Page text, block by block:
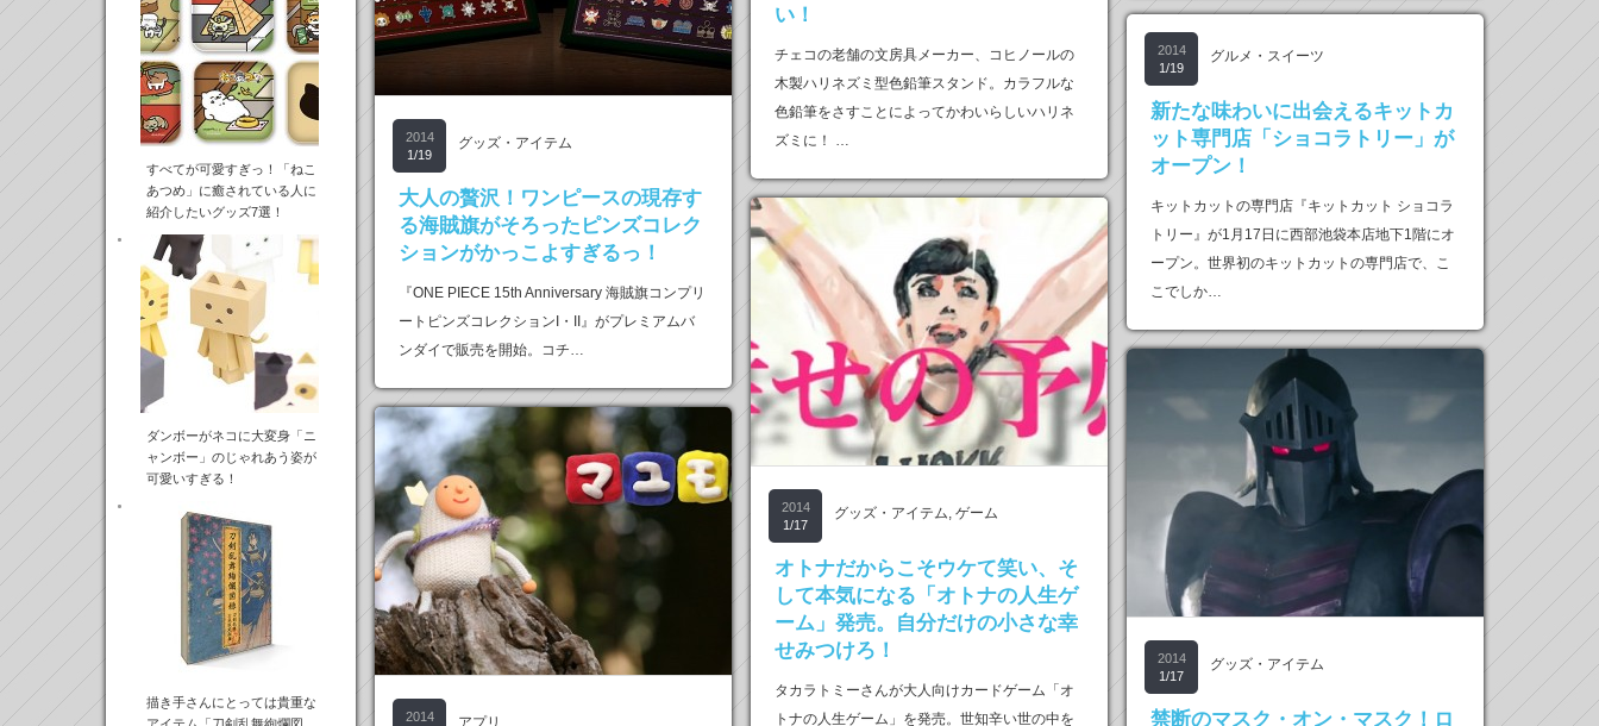
すべてが可愛すぎっ！「ねこ
あつめ」に癒されている人に
紹介したいグッズ7選！
ダンボーがネコに大変身「ニ
ャンボー」のじゃれあう姿が
可愛いすぎる！
描き手さんにとっては貴重な
い！
チェコの老舗の文房具メーカー、コヒノールの
木製ハリネズミ型色鉛筆スタンド。カラフルな
色鉛筆をさすことによってかわいらしいハリネ
ズミに！ …
2014
1/19
グッズ・アイテム
大人の贅沢！ワンピースの現存す
る海賊旗がそろったピンズコレク
ションがかっこよすぎるっ！
『ONE PIECE 15th Anniversary 海賊旗コンプリ
ートピンズコレクションI・II』がプレミアムバ
ンダイで販売を開始。コチ…
2014
1/19
グルメ・スイーツ
新たな味わいに出会えるキットカ
ット専門店「ショコラトリー」が
オープン！
キットカットの専門店『キットカット ショコラ
トリー』が1月17日に西部池袋本店地下1階にオ
ープン。世界初のキットカットの専門店で、こ
こでしか…
2014
1/17
グッズ・アイテム, ゲーム
オトナだからこそウケて笑い、そ
して本気になる「オトナの人生ゲ
ーム」発売。自分だけの小さな幸
せみつけろ！
タカラトミーさんが大人向けカードゲーム「オ
トナの人生ゲーム」を発売。世知辛い世の中を
2014
1/17
グッズ・アイテム
禁断のマスク・オン・マスク！ロ
2014 アプリ